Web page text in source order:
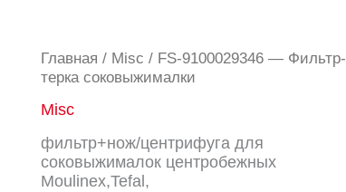
Главная / Misc / FS-9100029346 — Фильтр-
терка соковыжималки
Misc
фильтр+нож/центрифуга для
соковыжималок центробежных
Moulinex,Tefal,